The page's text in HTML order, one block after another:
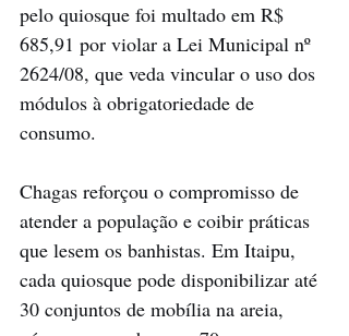
pelo quiosque foi multado em R$
685,91 por violar a Lei Municipal nº
2624/08, que veda vincular o uso dos
módulos à obrigatoriedade de
consumo.
Chagas reforçou o compromisso de
atender a população e coibir práticas
que lesem os banhistas. Em Itaipu,
cada quiosque pode disponibilizar até
30 conjuntos de mobília na areia,